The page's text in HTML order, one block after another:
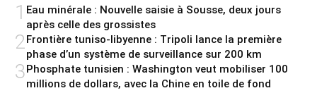
1 Eau minérale : Nouvelle saisie à Sousse, deux jours
après celle des grossistes
2 Frontière tuniso-libyenne : Tripoli lance la première
phase d’un système de surveillance sur 200 km
3 Phosphate tunisien : Washington veut mobiliser 100
millions de dollars, avec la Chine en toile de fond